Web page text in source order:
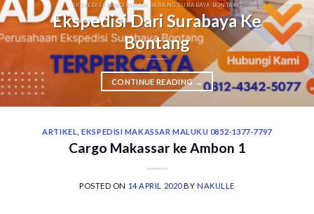
EKSPEDISI PENGIRIMAN BARANG SURABAYA BONTANG
Ekspedisi Dari Surabaya Ke
Bontang
CONTINUE READING →
ARTIKEL ,EKSPEDISI MAKASSAR MALUKU 0852-1377-7797
Cargo Makassar ke Ambon 1
POSTED ON 14 APRIL 2020BYNAKULLE